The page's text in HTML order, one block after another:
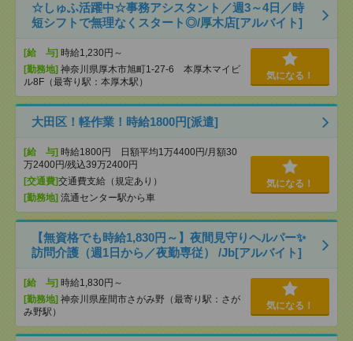
☆しゅふ活躍中☆事務アシスタント／週3～4日／時
短シフトで無理なくスタート◎/厚木店[アルバイト]
[給 与] 時給1,230円～
[勤務地] 神奈川県厚木市旭町1-27-6 本厚木マイビ
ル8F（最寄り駅：本厚木駅）
気になる！
大田区！軽作業！時給1800円[派遣]
[給 与] 時給1800円 日額平均1万4400円/月額30
万2400円/残込39万2400円
[交通費]交通費支給（規定あり）
[勤務地] 流通センター駅から車
気になる！
【無資格でも時給1,830円～】夜間見守りヘルパー✨
訪問介護（週1日から／夜勤専従） /Jb[アルバイト]
[給 与] 時給1,830円～
[勤務地] 神奈川県座間市さがみ野（最寄り駅：さが
み野駅）
気になる！